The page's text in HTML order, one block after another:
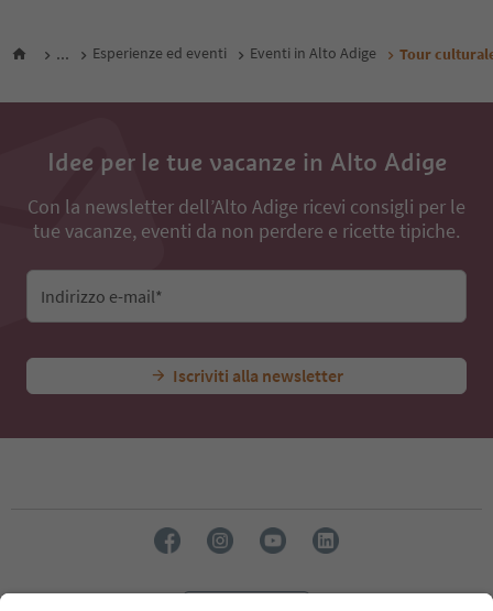
... Esperienze ed eventi Eventi in Alto Adige Tour
Idee per le tue vacanze in Alto Adige
Con la newsletter dell’Alto Adige ricevi consigli per le
tue vacanze, eventi da non perdere e ricette tipiche.
Indirizzo e-mail*
Iscriviti alla newsletter